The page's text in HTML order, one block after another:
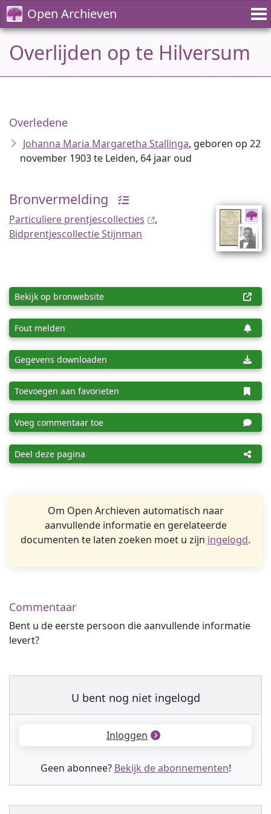
Open Archieven
Overlijden op te Hilversum
Overledene
Johanna Maria Margaretha Stallinga, geboren op 22
november 1903 te Leiden, 64 jaar oud
Bronvermelding
Particuliere prentjescollecties
,
Bidprentjescollectie Stijnman
Bekijk op bronwebsite
Fout melden
Gegevens downloaden
Toevoegen aan favorieten
Voeg commentaar toe
Deel deze pagina
Om Open Archieven automatisch naar
aanvullende informatie en gerelateerde
documenten te laten zoeken moet u zijn ingelogd.
Commentaar
Bent u de eerste persoon die aanvullende informatie
levert?
U bent nog niet ingelogd
Inloggen
Geen abonnee? Bekijk de abonnementen!